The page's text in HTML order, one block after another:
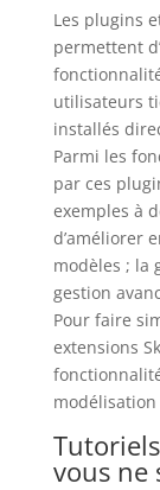
Les plugins
permettent
utilisateurs
installés
Parmi les
par ces
exemples à
d’améliorer
modèles ; la
gestion
Pour faire
extensions
vous ne